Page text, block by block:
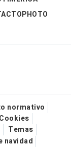
normativo
Temas
navidad